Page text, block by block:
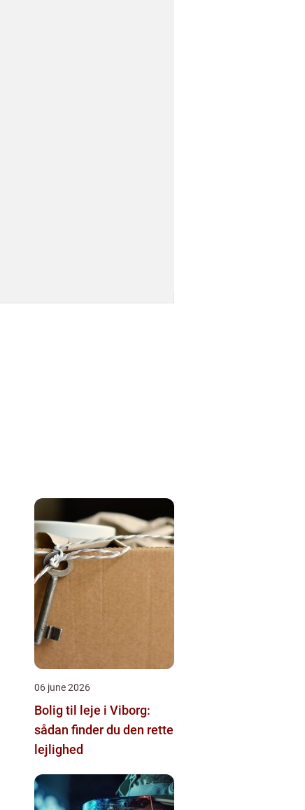
06 june 2026
Bolig til leje i Viborg:
sådan finder du den rette
lejlighed